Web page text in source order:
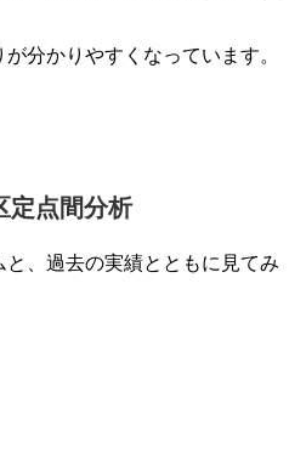
分かりやすくなっています。
定点間分析
と、過去の実績とともに見てみ